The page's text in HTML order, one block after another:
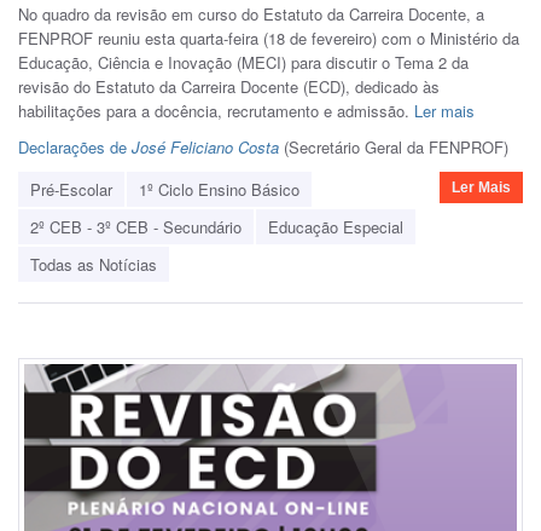
No quadro da revisão em curso do Estatuto da Carreira Docente, a
FENPROF reuniu esta quarta-feira (18 de fevereiro) com o Ministério da
Educação, Ciência e Inovação (MECI) para discutir o Tema 2 da
revisão do Estatuto da Carreira Docente (ECD), dedicado às
habilitações para a docência, recrutamento e admissão. Ler mais
Declarações de José Feliciano Costa (Secretário Geral da FENPROF)
Pré-Escolar
1º Ciclo Ensino Básico
2º CEB - 3º CEB - Secundário
Educação Especial
Todas as Notícias
Ler Mais